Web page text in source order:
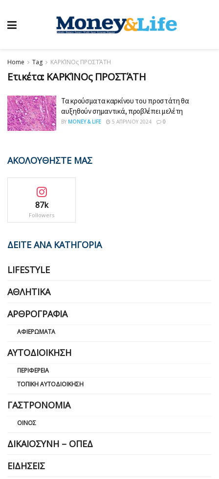
Home Tag ΚΑΡΚΊΝΟς ΠΡΟΣΤΆΤΗ
Ετικέτα: ΚΑΡΚΊΝΟς ΠΡΟΣΤΆΤΗ
Τα κρούσματα καρκίνου του προστάτη θα
αυξηθούν σημαντικά, προβλέπει μελέτη
BY MONEY & LIFE 5 ΑΠΡΙΛΊΟΥ 2024 0
ΑΚΟΛΟΥΘΗΣΤΕ ΜΑΣ
87k
Followers
ΔΕΙΤΕ ΑΝΑ ΚΑΤΗΓΟΡΙΑ
LIFESTYLE
ΑΘΛΗΤΙΚΆ
ΑΡΘΡΟΓΡΑΦΊΑ
ΑΦΙΕΡΏΜΑΤΑ
ΑΥΤΟΔΙΟΊΚΗΣΗ
ΠΕΡΙΦΈΡΕΙΑ
ΤΟΠΙΚΉ ΑΥΤΟΔΙΟΊΚΗΣΗ
ΓΑΣΤΡΟΝΟΜΊΑ
ΟΊΝΟΣ
ΔΙΚΑΙΟΣΎΝΗ – ΟΠΕΔ
ΕΙΔΉΣΕΙΣ